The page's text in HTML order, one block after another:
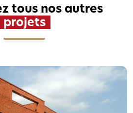
tous nos autres
projets